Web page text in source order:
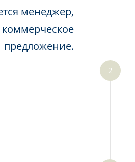
менеджер,
коммерческое
предложение.